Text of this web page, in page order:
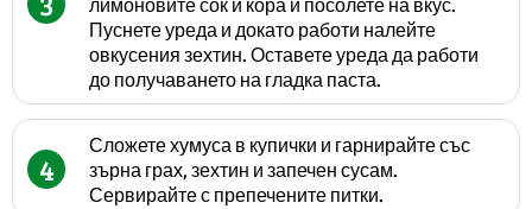
Пуснете уреда и докато работи налейте
овкусения зехтин. Оставете уреда да работи
до получаването на гладка паста.
4
Сложете хумуса в купички и гарнирайте със
зърна грах, зехтин и запечен сусам.
Сервирайте с препечените питки.